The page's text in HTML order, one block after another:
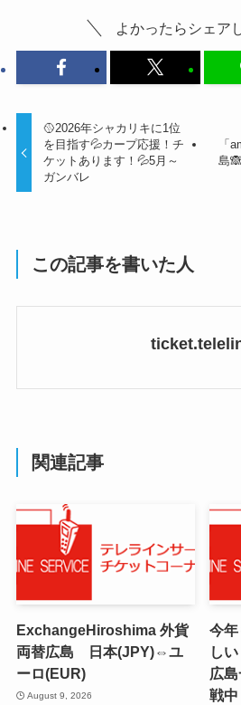
よかったらシェア
🥎2026年シャカリキに1位
を目指す💦カープ応援！チ
ケットあります！💦5月～
ガンバレ
「
島
この記事を書いた人
関連記事
ExchangeHiroshima 外貨
両替広島 日本(JPY)⇔ユ
ーロ(EUR)
August 9, 2026
今
し
広
戦中